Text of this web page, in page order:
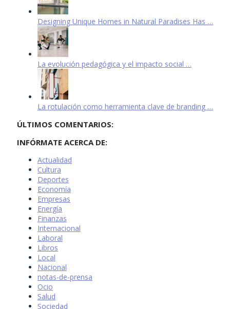
Designing Unique Homes in Natural Paradises Has …
La evolución pedagógica y el impacto social …
La rotulación como herramienta clave de branding …
ÚLTIMOS COMENTARIOS:
INFÓRMATE ACERCA DE:
Actualidad
Cultura
Deportes
Economía
Empresas
Energía
Finanzas
Internacional
Laboral
Libros
Local
Nacional
notas-de-prensa
Ocio
Salud
Sociedad